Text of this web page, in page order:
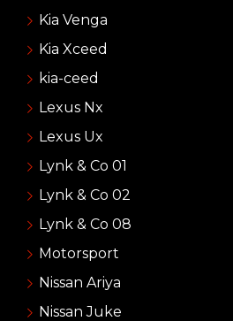
Kia Venga
Kia Xceed
kia-ceed
Lexus Nx
Lexus Ux
Lynk & Co 01
Lynk & Co 02
Lynk & Co 08
Motorsport
Nissan Ariya
Nissan Juke